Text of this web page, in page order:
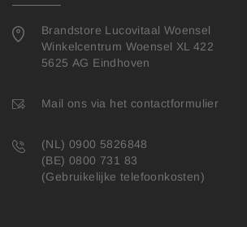
Brandstore Lucovitaal Woensel
Winkelcentrum Woensel XL 422
5625 AG Eindhoven
Mail ons via het contactformulier
(NL) 0900 5826848
(BE) 0800 731 83
(Gebruikelijke telefoonkosten)